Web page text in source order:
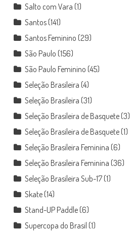
Salto com Vara (1)
Santos(141)
Santos Feminino (29)
São Paulo (156)
São Paulo Feminino (45)
Seleção Brasileira (4)
Seleção Brasileira (31)
Seleção Brasileira de Basquete(3)
Seleção Brasileira de Basquete(1)
Seleção Brasileira Feminina (6)
Seleção Brasileira Feminina (36)
Seleção Brasileira Sub-17(1)
Skate(14)
Stand-UP Paddle(6)
Supercopa do Brasil (1)